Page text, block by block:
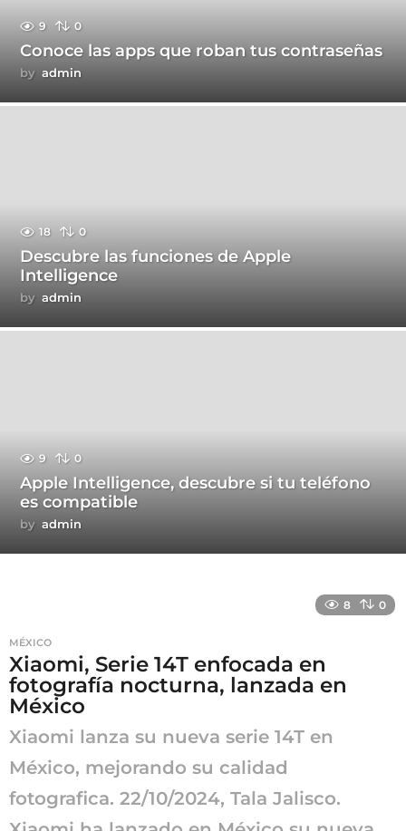
9 0
Conoce las apps que roban tus contraseñas
by admin
18 0
Descubre las funciones de Apple
Intelligence
by admin
9 0
Apple Intelligence, descubre si tu teléfono
es compatible
by admin
8 0
MÉXICO
Xiaomi, Serie 14T enfocada en
fotografía nocturna, lanzada en
México
Xiaomi lanza su nueva serie 14T en
México, mejorando su calidad
fotografica. 22/10/2024, Tala Jalisco.